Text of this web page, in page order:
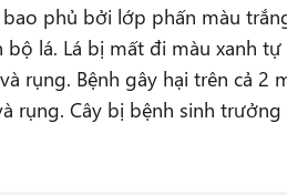
phủ bởi lớp phấn màu
lá. Lá bị mất đi màu xanh tự
rụng. Bệnh gây hại trên cả 2
rụng. Cây bị bệnh sinh